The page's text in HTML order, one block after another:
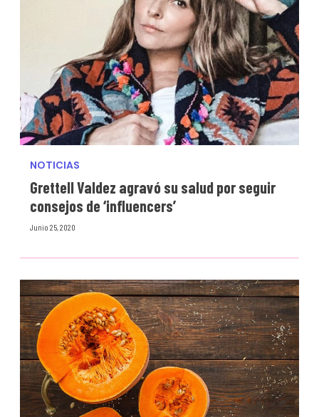
NOTICIAS
Grettell Valdez agravó su salud por seguir
consejos de ‘influencers’
Junio 25, 2020